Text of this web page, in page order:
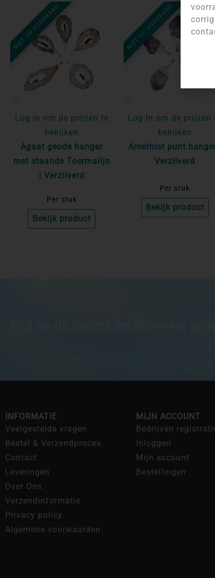
NIET OP VOORRAAD
Log in om de prijzen te
bekijken
Agaat geode hanger
met staande Toermalijn
| Verzilverd
Per stuk
Bekijk product
NIET OP VOORRAAD
Log in om de prijzen
bekijken
Amethist punt hanger
Verzilverd
Per stuk
Bekijk product
INFORMATIE
Veelgestelde vragen
Bestel & Verzendproces
Contact
Leveringen
Over Ons
Verzendinformatie
Privacy policy
Algemene voorwaarden
MIJN ACCOUNT
Bedrijven
Inloggen
Mijn account
Bestellingen